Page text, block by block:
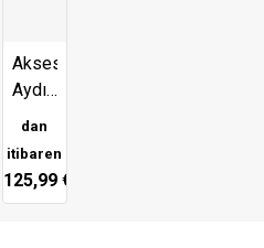
Aksesuarlar:
Aydınlatma
Seti
dan
itibaren
125,99 €